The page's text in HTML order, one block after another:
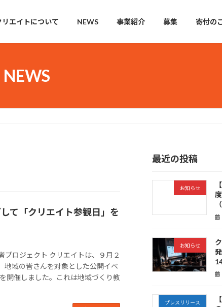
リエイトについて NEWS 事業紹介 募集 寄付の
NEWS
て「クリエイト参観日」を
ロジェクト クリエイトは、９月２
地域の皆さんを対象とした公開イベ
開催しました。これは地域づくり教
最近の投稿
お知らせ
お知らせ
プレスリリース